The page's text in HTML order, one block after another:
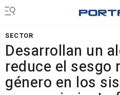
SECTOR
Desarrollan un
reduce el sesgo
género en los